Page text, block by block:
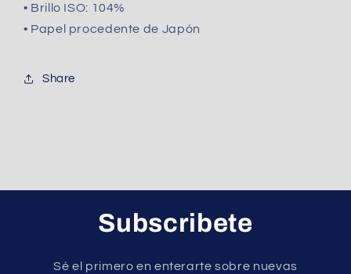
• Brillo ISO: 104%
• Papel procedente de Japón
Share
Subscribete
Sé el primero en enterarte sobre nuevas